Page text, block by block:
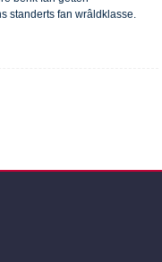
standerts fan wrâldklasse.
De thermyske en
meitsje dizze MCCB's ideaal